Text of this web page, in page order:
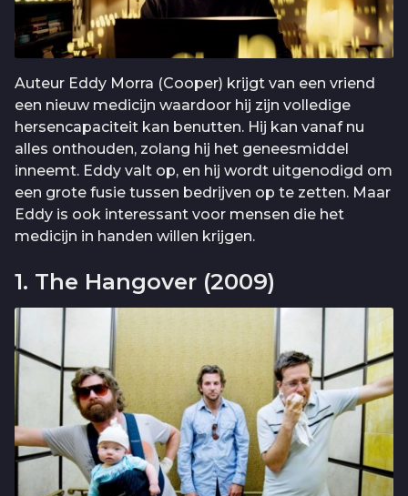
Auteur Eddy Morra (Cooper) krijgt van een vriend
een nieuw medicijn waardoor hij zijn volledige
hersencapaciteit kan benutten. Hij kan vanaf nu
alles onthouden, zolang hij het geneesmiddel
inneemt. Eddy valt op, en hij wordt uitgenodigd om
een grote fusie tussen bedrijven op te zetten. Maar
Eddy is ook interessant voor mensen die het
medicijn in handen willen krijgen.
1. The Hangover (2009)